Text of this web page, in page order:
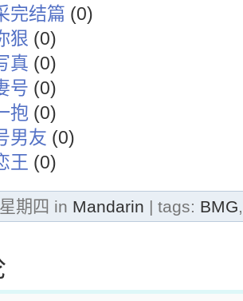
完结篇 (0)
狠 (0)
真 (0)
号 (0)
抱 (0)
男友 (0)
王 (0)
期四 in Mandarin | tags: BMG